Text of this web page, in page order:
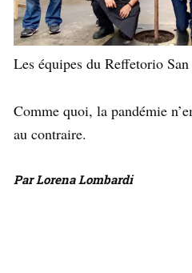
Les équipes du Reffetorio
Comme quoi, la pandémie
au contraire.
Par Lorena Lombardi